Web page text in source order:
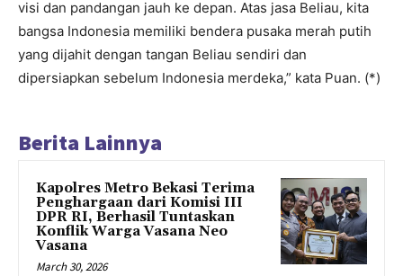
visi dan pandangan jauh ke depan. Atas jasa Beliau, kita
bangsa Indonesia memiliki bendera pusaka merah putih
yang dijahit dengan tangan Beliau sendiri dan
dipersiapkan sebelum Indonesia merdeka,” kata Puan. (*)
Berita Lainnya
Kapolres Metro Bekasi Terima
Penghargaan dari Komisi III
DPR RI, Berhasil Tuntaskan
Konflik Warga Vasana Neo
Vasana
March 30, 2026